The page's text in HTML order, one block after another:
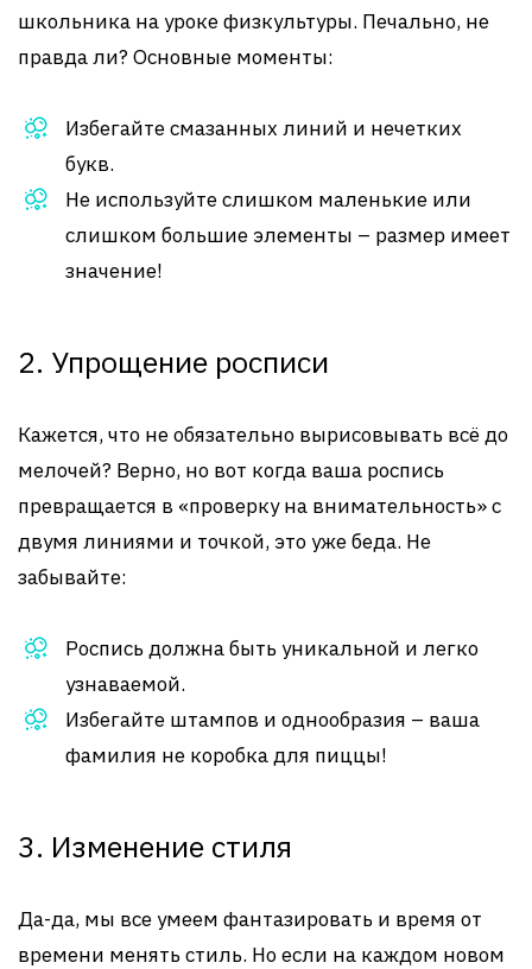
школьника на уроке физкультуры. Печально, не
правда ли? Основные моменты:
Избегайте смазанных линий и нечетких
букв.
Не используйте слишком маленькие или
слишком большие элементы – размер имеет
значение!
2. Упрощение росписи
Кажется, что не обязательно вырисовывать всё до
мелочей? Верно, но вот когда ваша роспись
превращается в «проверку на внимательность» с
двумя линиями и точкой, это уже беда. Не
забывайте:
Роспись должна быть уникальной и легко
узнаваемой.
Избегайте штампов и однообразия – ваша
фамилия не коробка для пиццы!
3. Изменение стиля
Да-да, мы все умеем фантазировать и время от
времени менять стиль. Но если на каждом новом